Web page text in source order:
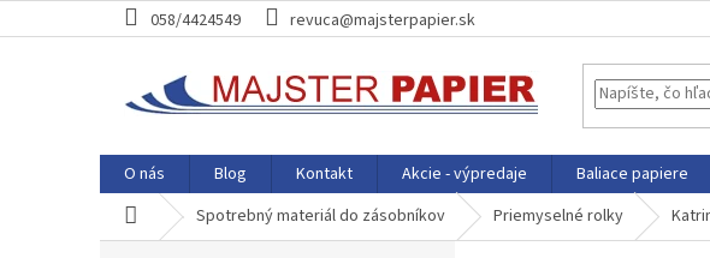
na
058/4424549 revuca@majsterpapier.sk
O nás Blog Kontakt Akcie - výpredaje Baliace papiere
DomovSpotrebný materiál do zásobníkov Priemyselné rolky